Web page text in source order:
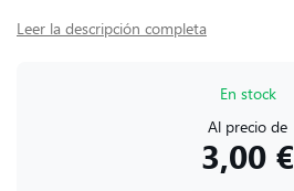
Leer la descripción completa
En stock
Al precio de
3,00 €